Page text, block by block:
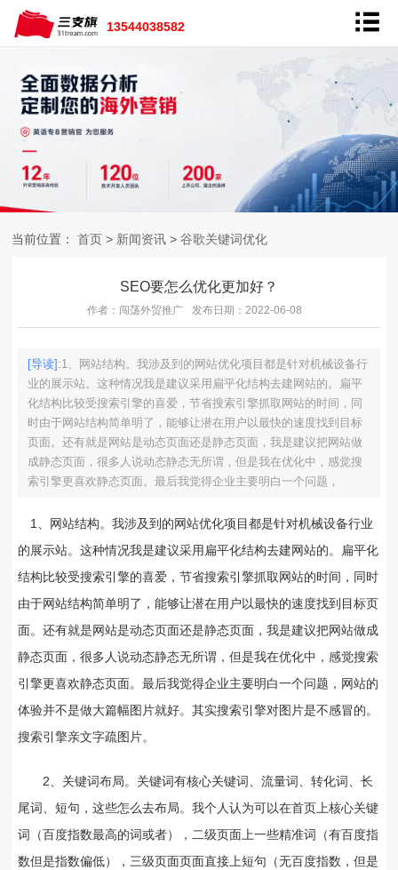
13544038582
当前位置： 首页 > 新闻资讯 > 谷歌关键词优化
SEO要怎么优化更加好？
作者：闯荡外贸推广 发布日期：2022-06-08
[导读]:1、网站结构。我涉及到的网站优化项目都是针对机械设备行
业的展示站。这种情况我是建议采用扁平化结构去建网站的。扁平
化结构比较受搜索引擎的喜爱，节省搜索引擎抓取网站的时间，同
时由于网站结构简单明了，能够让潜在用户以最快的速度找到目标
页面。还有就是网站是动态页面还是静态页面，我是建议把网站做
成静态页面，很多人说动态静态无所谓，但是我在优化中，感觉搜
索引擎更喜欢静态页面。最后我觉得企业主要明白一个问题，
1、网站结构。我涉及到的网站优化项目都是针对机械设备行业
的展示站。这种情况我是建议采用扁平化结构去建网站的。扁平化
结构比较受搜索引擎的喜爱，节省搜索引擎抓取网站的时间，同时
由于网站结构简单明了，能够让潜在用户以最快的速度找到目标页
面。还有就是网站是动态页面还是静态页面，我是建议把网站做成
静态页面，很多人说动态静态无所谓，但是我在优化中，感觉搜索
引擎更喜欢静态页面。最后我觉得企业主要明白一个问题，网站的
体验并不是做大篇幅图片就好。其实搜索引擎对图片是不感冒的。
搜索引擎亲文字疏图片。
2、关键词布局。关键词有核心关键词、流量词、转化词、长
尾词、短句，这些怎么去布局。我个人认为可以在首页上核心关键
词（百度指数最高的词或者），二级页面上一些精准词（有百度指
数但是指数偏低），三级页面页面直接上短句（无百度指数，但是